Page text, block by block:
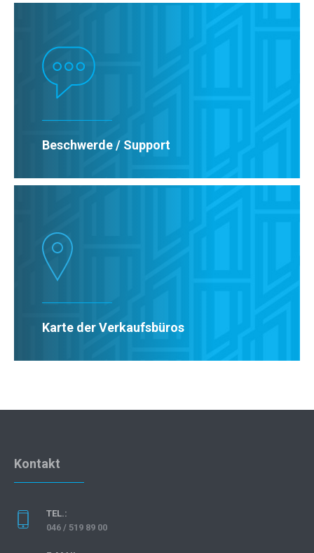
Beschwerde / Support
Karte der Verkaufsbüros
Kontakt
TEL.:
046 / 519 89 00